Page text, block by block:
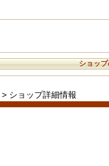
ショッ
> ショップ詳細情報